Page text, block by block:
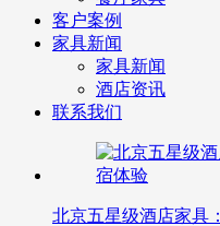
客户案例
家具新闻
家具新闻
酒店资讯
联系我们
北京五星级酒店家具